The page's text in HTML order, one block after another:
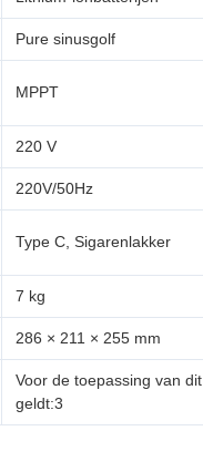
Pure sinusgolf
MPPT
220 V
220V/50Hz
Type C, Sigarenlakker
7 kg
286 × 211 × 255 mm
Voor de toepassing van
geldt:3